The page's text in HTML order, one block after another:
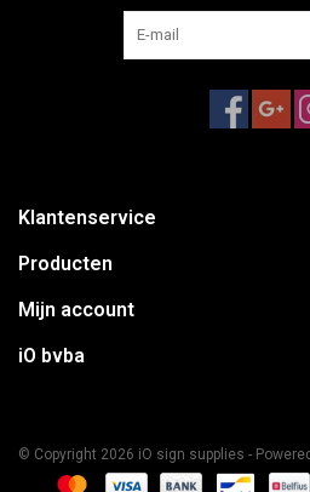
Klantenservice
Producten
Mijn account
iO bvba
© Copyright 2026 iO sign supplies -